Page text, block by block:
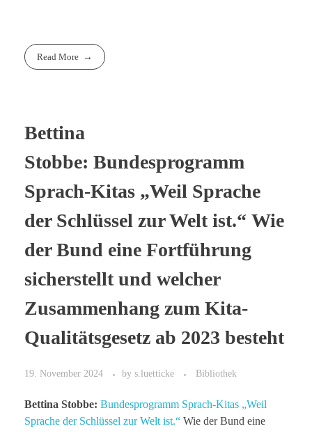
Read More
Bettina
Stobbe: Bundesprogramm
Sprach-Kitas „Weil Sprache
der Schlüssel zur Welt ist.“ Wie
der Bund eine Fortführung
sicherstellt und welcher
Zusammenhang zum Kita-
Qualitätsgesetz ab 2023 besteht
19. November 2024 by s.luetticke Bibliothek
Bettina Stobbe: Bundesprogramm Sprach-Kitas „Weil
Sprache der Schlüssel zur Welt ist.“ Wie der Bund eine